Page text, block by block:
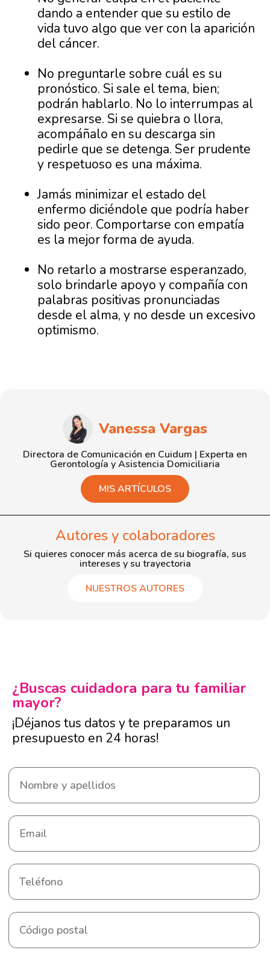
dando a entender que su estilo de
vida tuvo algo que ver con la aparición
del cáncer.
No preguntarle sobre cuál es su
pronóstico. Si sale el tema, bien;
podrán hablarlo. No lo interrumpas al
expresarse. Si se quiebra o llora,
acompáñalo en su descarga sin
pedirle que se detenga. Ser prudente
y respetuoso es una máxima.
Jamás minimizar el estado del
enfermo diciéndole que podría haber
sido peor. Comportarse con empatía
es la mejor forma de ayuda.
No retarlo a mostrarse esperanzado,
solo brindarle apoyo y compañía con
palabras positivas pronunciadas
desde el alma, y no desde un excesivo
optimismo.
Vanessa Vargas
Directora de Comunicación en Cuidum | Experta en
Gerontología y Asistencia Domiciliaria
MIS ARTÍCULOS
Autores y colaboradores
Si quieres conocer más acerca de su biografía, sus
intereses y su trayectoria
NUESTROS AUTORES
¿Buscas cuidadora para tu familiar
mayor?
¡Déjanos tus datos y te preparamos un
presupuesto en 24 horas!